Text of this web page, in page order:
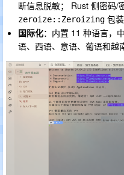
断信息脱敏； Rust 侧密码/
zeroize::Zeroizing 包装
国际化：内置 11 种语言，
语、西语、意语、葡语和越